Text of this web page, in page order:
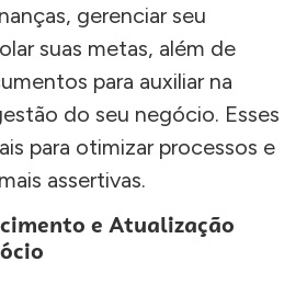
gerenciar seu
suas metas, além de
para auxiliar na
do seu negócio. Esses
para otimizar processos e
assertivas.
e Atualização